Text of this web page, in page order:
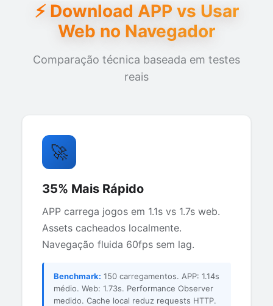
⚡ Download APP vs Usar
Web no Navegador
Comparação técnica baseada em testes
reais
🚀
35% Mais Rápido
APP carrega jogos em 1.1s vs 1.7s web.
Assets cacheados localmente.
Navegação fluida 60fps sem lag.
Benchmark: 150 carregamentos. APP: 1.14s
médio. Web: 1.73s. Performance Observer
medido. Cache local reduz requests HTTP.